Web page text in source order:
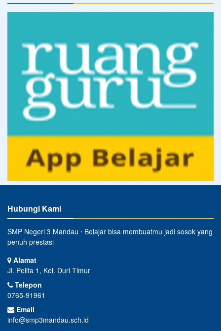
Hubungi Kami
SMP Negeri 3 Mandau ⋅ Belajar bisa membuatmu jadi sosok yang
penuh prestasi
Alamat
Jl. Pelita 1, Kel. Duri Timur
Telepon
0765-91961
Email
info@smp3mandau.sch.id